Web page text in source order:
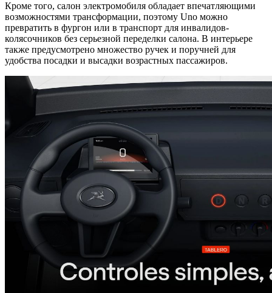
Кроме того, салон электромобиля обладает впечатляющими
возможностями трансформации, поэтому Uno можно
превратить в фургон или в транспорт для инвалидов-
колясочников без серьезной переделки салона. В интерьере
также предусмотрено множество ручек и поручней для
удобства посадки и высадки возрастных пассажиров.